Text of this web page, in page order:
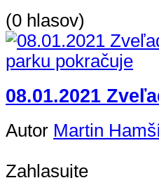
(0 hlasov)
08.01.2021
Autor Martin
Zahlasujte